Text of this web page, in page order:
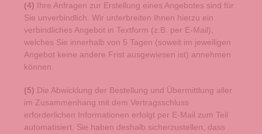
(4) Ihre Anfragen zur Erstellung eines Angebotes sind für
Sie unverbindlich. Wir unterbreiten Ihnen hierzu ein
verbindliches Angebot in Textform (z.B. per E-Mail),
welches Sie innerhalb von 5 Tagen (soweit im jeweiligen
Angebot keine andere Frist ausgewiesen ist) annehmen
können.
(5) Die Abwicklung der Bestellung und Übermittlung aller
im Zusammenhang mit dem Vertragsschluss
erforderlichen Informationen erfolgt per E-Mail zum Teil
automatisiert. Sie haben deshalb sicherzustellen, dass